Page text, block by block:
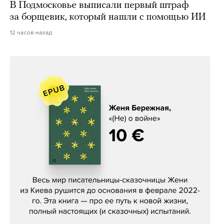
В Подмосковье выписали первый штраф
за борщевик, который нашли с помощью ИИ
12 часов назад
Женя Бережная, «(Не) о войне»